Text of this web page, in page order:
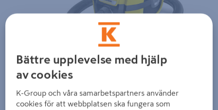
Bättre upplevelse med hjälp
av cookies
K-Group och våra samarbetspartners använder
cookies för att webbplatsen ska fungera som